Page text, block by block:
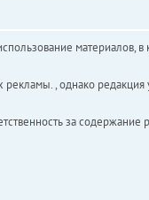
материалов,
, однако редакция
за содержание